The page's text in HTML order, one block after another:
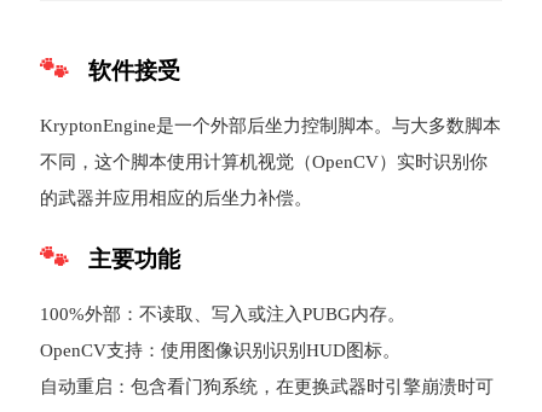
软件接受
KryptonEngine是一个外部后坐力控制脚本。与大多数脚本
不同，这个脚本使用计算机视觉（OpenCV）实时识别你
的武器并应用相应的后坐力补偿。
主要功能
100%外部：不读取、写入或注入PUBG内存。
OpenCV支持：使用图像识别识别HUD图标。
自动重启：包含看门狗系统，在更换武器时引擎崩溃时可